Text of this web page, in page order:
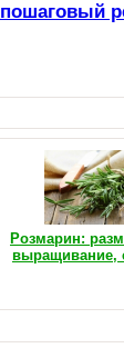
Розмарин:
выращивание,